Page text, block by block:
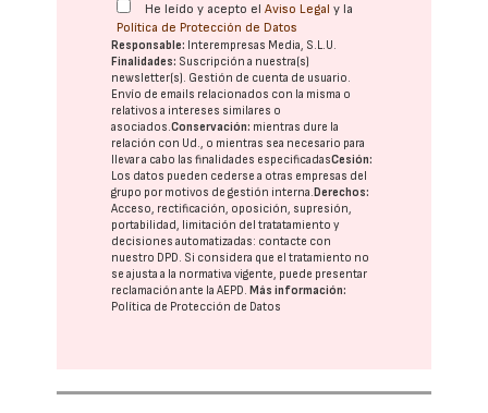
He leído y acepto elAviso Legal y la
Política de Protección de Datos
Responsable: Interempresas Media, S.L.U.
Finalidades: Suscripción a nuestra(s)
newsletter(s). Gestión de cuenta de usuario.
Envío de emails relacionados con la misma o
relativos a intereses similares o
asociados.Conservación: mientras dure la
relación con Ud., o mientras sea necesario para
llevar a cabo las finalidades especificadasCesión:
Los datos pueden cederse a otras empresas del
grupo por motivos de gestión interna.Derechos:
Acceso, rectificación, oposición, supresión,
portabilidad, limitación del tratatamiento y
decisiones automatizadas: contacte con
nuestro DPD. Si considera que el tratamiento no
se ajusta a la normativa vigente, puede presentar
reclamación ante laAEPD.Más información:
Política de Protección de Datos